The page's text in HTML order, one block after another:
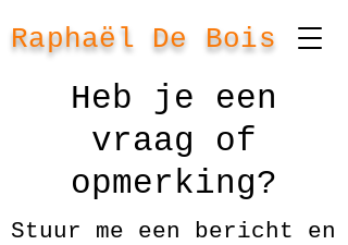
Raphaël De Bois
Heb je een
vraag of
opmerking?
Stuur me een bericht en